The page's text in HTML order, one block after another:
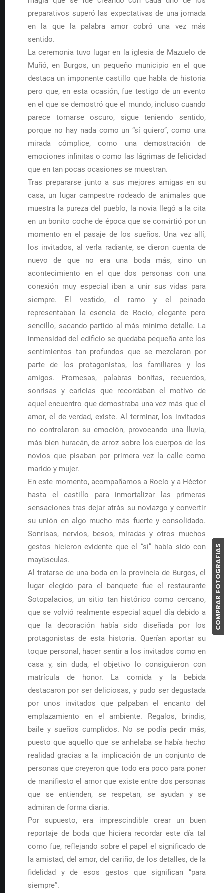
preparativos superó las expectativas de una jornada
en la que la palabra amor cobró una vez más
sentido.
La ceremonia tuvo lugar en la iglesia de Mazuelo de
Muñó, en Burgos, un pequeño municipio en el que
destaca un imponente castillo que habla de historia
pero que, en esta ocasión, fue testigo de un evento
en el que se demostró que el mundo, incluso cuando
parece tornarse oscuro, sigue teniendo sentido,
porque no hay nada como un “sí quiero”, como una
mirada cómplice, como una demostración de
emociones infinitas o como las lágrimas de felicidad
que en tan pocas ocasiones se muestran.
Tras prepararse junto a sus mejores amigas en su
casa, un lugar campestre rodeado de animales que
muestra la pureza del pueblo, la novia llegó a la cita
en un bonito coche de época que se convirtió por un
momento en el pasaje de los sueños. Una vez allí,
los invitados, al verla radiante, se dieron cuenta de
nuevo de que no era una boda más, sino un
acontecimiento en el que dos personas con una
conexión muy especial iban a unir sus vidas para
siempre. El vestido, el ramo y el peinado
representaban la esencia de Rocío, elegante pero
sencillo, sacando partido al más mínimo detalle. La
inmensidad del edificio se quedaba pequeña ante los
sentimientos tan profundos que se mezclaron por
parte de los protagonistas, los familiares y los
amigos. Promesas, palabras bonitas, recuerdos,
sonrisas y caricias que recordaban el motivo de
aquel encuentro que demostraba una vez más que el
amor, el de verdad, existe. Al terminar, los invitados
no controlaron su emoción, provocando una lluvia,
más bien huracán, de arroz sobre los cuerpos de los
novios que pisaban por primera vez la calle como
marido y mujer.
En este momento, acompañamos a Rocío y a Héctor
hasta el castillo para inmortalizar las primeras
sensaciones tras dejar atrás su noviazgo y convertir
su unión en algo mucho más fuerte y consolidado.
Sonrisas, nervios, besos, miradas y otros muchos
gestos hicieron evidente que el “sí” había sido con
mayúsculas.
Al tratarse de una boda en la provincia de Burgos, el
lugar elegido para el banquete fue el restaurante
Sotopalacios, un sitio tan histórico como cercano,
que se volvió realmente especial aquel día debido a
que la decoración había sido diseñada por los
protagonistas de esta historia. Querían aportar su
toque personal, hacer sentir a los invitados como en
casa y, sin duda, el objetivo lo consiguieron con
matrícula de honor. La comida y la bebida
destacaron por ser deliciosas, y pudo ser degustada
por unos invitados que palpaban el encanto del
emplazamiento en el ambiente. Regalos, brindis,
baile y sueños cumplidos. No se podía pedir más,
puesto que aquello que se anhelaba se había hecho
realidad gracias a la implicación de un conjunto de
personas que creyeron que todo era poco para poner
de manifiesto el amor que existe entre dos personas
que se entienden, se respetan, se ayudan y se
admiran de forma diaria.
Por supuesto, era imprescindible crear un buen
reportaje de boda que hiciera recordar este día tal
como fue, reflejando sobre el papel el significado de
la amistad, del amor, del cariño, de los detalles, de la
fidelidad y de esos gestos que significan “para
siempre”.
COMPRAR FOTOGRAFIAS